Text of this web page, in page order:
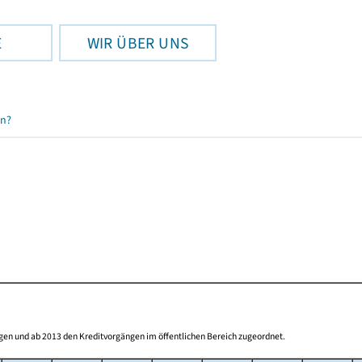
WIR ÜBER UNS
und ab 2013 den Kreditvorgängen im öffentlichen Bereich zugeordnet.